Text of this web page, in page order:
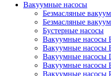
Вакуумные насосы
Безмасляные
Безмасляные
Бустерные насосы
Вакуумные насосы
Вакуумные насосы
Вакуумные насосы
Вакуумные насосы
Вакуумные насосы